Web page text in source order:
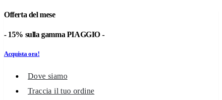
Offerta del mese
- 15% sulla gamma PIAGGIO -
Acquista ora!
Dove siamo
Traccia il tuo ordine